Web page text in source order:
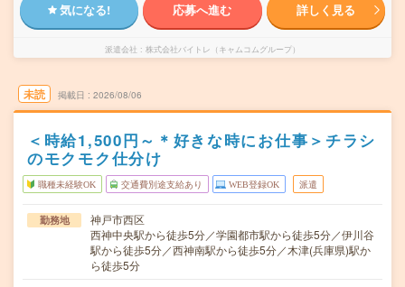
気になる! 応募へ進む 詳しく見る
派遣会社 株式会社バイトレ（キャムコムグループ）
未読 掲載日 2026/08/06
＜時給1,500円～＊好きな時にお仕事＞チラシ
のモクモク仕分け
職種未経験OK 交通費別途支給あり WEB登録OK 派遣
勤務地
神戸市西区
西神中央駅から徒歩5分／学園都市駅から徒歩5分／伊川谷
駅から徒歩5分／西神南駅から徒歩5分／木津(兵庫県)駅か
ら徒歩5分